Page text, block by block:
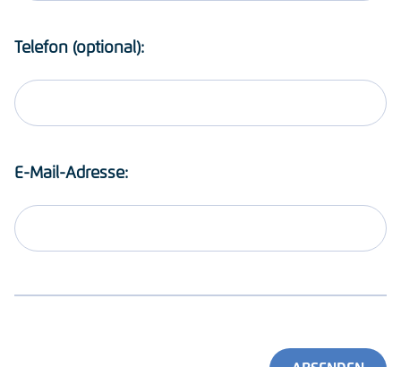
Telefon (optional):
E-Mail-Adresse: